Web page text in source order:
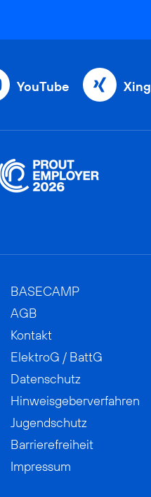
YouTube Xing
BASECAMP
AGB
Kontakt
ElektroG / BattG
Datenschutz
Hinweisgeberverfahren
Jugendschutz
Barrierefreiheit
Impressum